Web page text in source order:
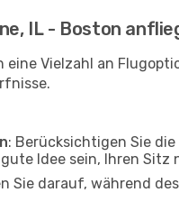
IL - Boston
Vielzahl an
: Berücksichtigen Sie
Idee sein, Ihren
Sie darauf, während